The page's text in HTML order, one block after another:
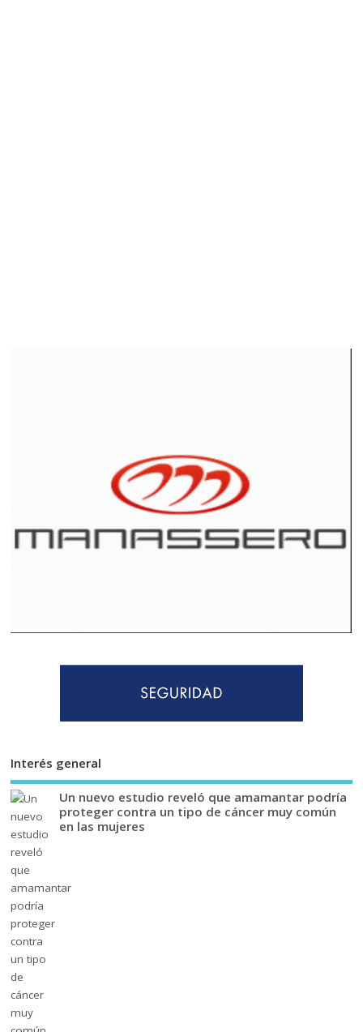
Interés general
Un nuevo estudio reveló que amamantar podría
proteger contra un tipo de cáncer muy común
en las mujeres